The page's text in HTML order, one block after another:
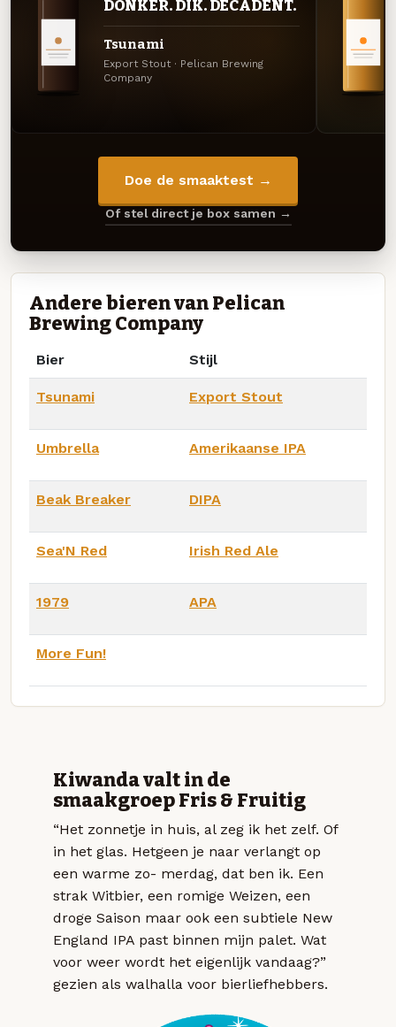
DONKER. DIK. DECADENT.
Tsunami
Export Stout · Pelican Brewing
Company
Doe de smaaktest →
Of stel direct je box samen →
Andere bieren van Pelican
Brewing Company
Bier Stijl
Tsunami Export Stout
Umbrella Amerikaanse IPA
Beak Breaker DIPA
Sea'N Red Irish Red Ale
1979 APA
More Fun!
Kiwanda valt in de
smaakgroep Fris & Fruitig
“Het zonnetje in huis, al zeg ik het zelf. Of
in het glas. Hetgeen je naar verlangt op
een warme zo- merdag, dat ben ik. Een
strak Witbier, een romige Weizen, een
droge Saison maar ook een subtiele New
England IPA past binnen mijn palet. Wat
voor weer wordt het eigenlijk vandaag?”
gezien als walhalla voor bierliefhebbers.